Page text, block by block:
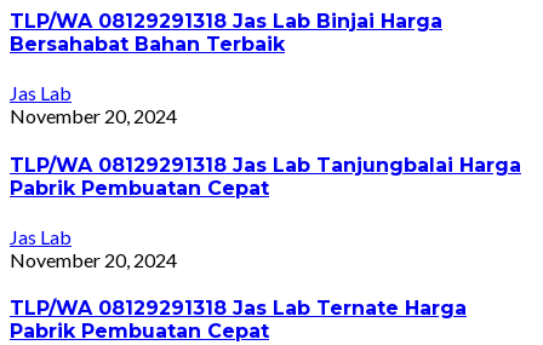
TLP/WA 08129291318 Jas Lab Binjai Harga
Bersahabat Bahan Terbaik
Jas Lab
November 20, 2024
TLP/WA 08129291318 Jas Lab Tanjungbalai Harga
Pabrik Pembuatan Cepat
Jas Lab
November 20, 2024
TLP/WA 08129291318 Jas Lab Ternate Harga
Pabrik Pembuatan Cepat